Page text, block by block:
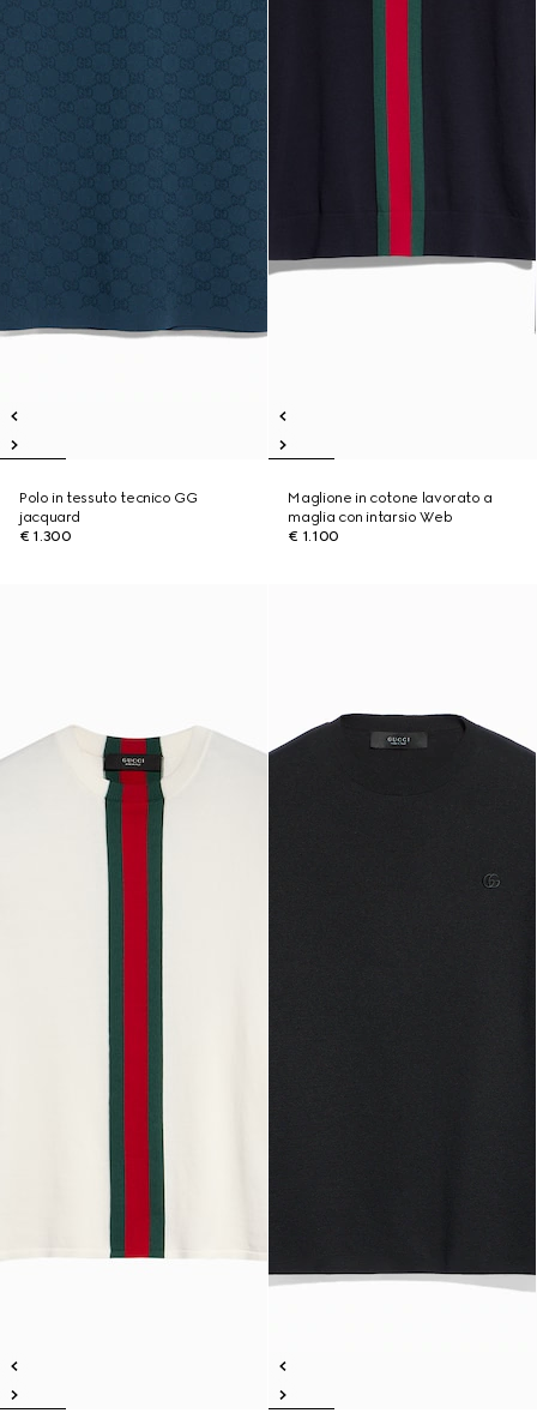
Polo in tessuto tecnico GG
jacquard
€ 1.300
Maglione in cotone lavorato a
maglia con intarsio Web
€ 1.100